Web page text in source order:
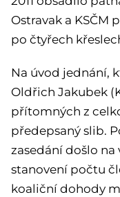
Ostravak a KSČM
po čtyřech
Na úvod jednání,
Oldřich Jakubek
přítomných z
předepsaný slib.
zasedání došlo
stanovení počtu
koaliční dohody